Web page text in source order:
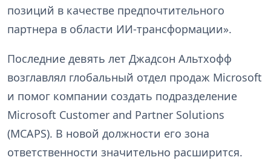
позиций в качестве предпочтительного
партнера в области ИИ-трансформации».
Последние девять лет Джадсон Альтхофф
возглавлял глобальный отдел продаж Microsoft
и помог компании создать подразделение
Microsoft Customer and Partner Solutions
(MCAPS). В новой должности его зона
ответственности значительно расширится.